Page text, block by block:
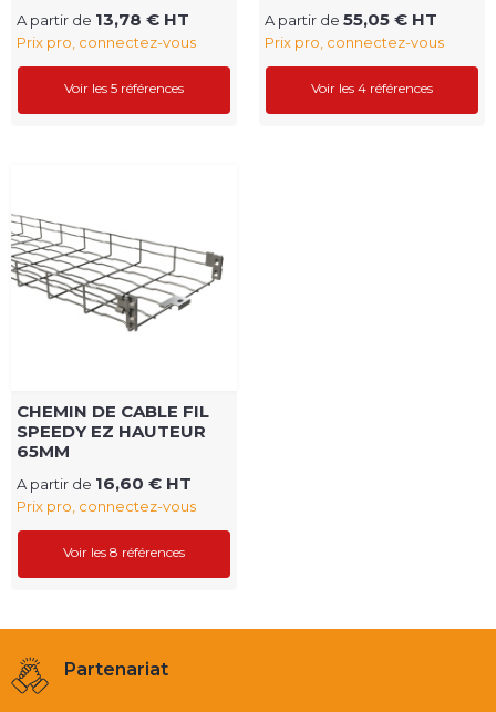
A partir de 13,78 € HT
Prix pro, connectez-vous
Voir les 5 références
A partir de 55,05 € HT
Prix pro, connectez-vous
Voir les 4 références
CHEMIN DE CABLE FIL
SPEEDY EZ HAUTEUR
65MM
A partir de 16,60 € HT
Prix pro, connectez-vous
Voir les 8 références
Partenariat